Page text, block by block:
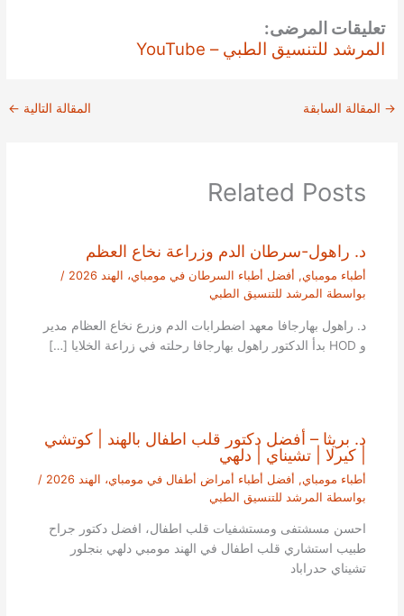
تعليقات المرضى:
المرشد للتنسيق الطبي – YouTube
→ المقالة السابقة المقالة التالية ←
Related Posts
د. راهول-سرطان الدم وزراعة نخاع العظم
أطباء مومباي, أفضل أطباء السرطان في مومباي، الهند 2026
/
بواسطة المرشد للتنسيق الطبي
د. راهول بهارجافا معهد اضطرابات الدم وزرع نخاع العظام مدير
و HOD بدأ الدكتور راهول بهارجافا رحلته في زراعة الخلايا […]
د. بريثا – أفضل دكتور قلب اطفال بالهند | كوتشي
| كيرلا | تشيناي | دلهي
أطباء مومباي, أفضل أطباء أمراض أطفال في مومباي، الهند 2026
/
بواسطة المرشد للتنسيق الطبي
احسن مسشتفى ومستشفيات قلب اطفال، افضل دكتور جراح
طبيب استشاري قلب اطفال في الهند مومبي دلهي بنجلور
تشيناي حدراباد